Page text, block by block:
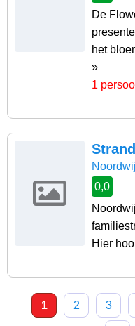
De
het
»
1
0,0
Hier
1 2 3